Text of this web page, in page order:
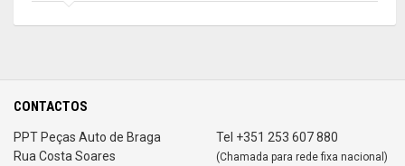
CONTACTOS
PPT Peças Auto de Braga
Rua Costa Soares
Tel +351 253 607 880
(Chamada para rede fixa nacional)